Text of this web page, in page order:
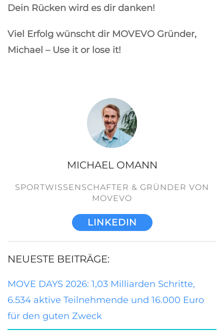
Dein Rücken wird es dir danken!
Viel Erfolg wünscht dir MOVEVO Gründer,
Michael – Use it or lose it!
MICHAEL OMANN
SPORTWISSENSCHAFTER & GRÜNDER VON
MOVEVO
LINKEDIN
NEUESTE BEITRÄGE:
MOVE DAYS 2026: 1,03 Milliarden Schritte,
6.534 aktive Teilnehmende und 16.000 Euro
für den guten Zweck